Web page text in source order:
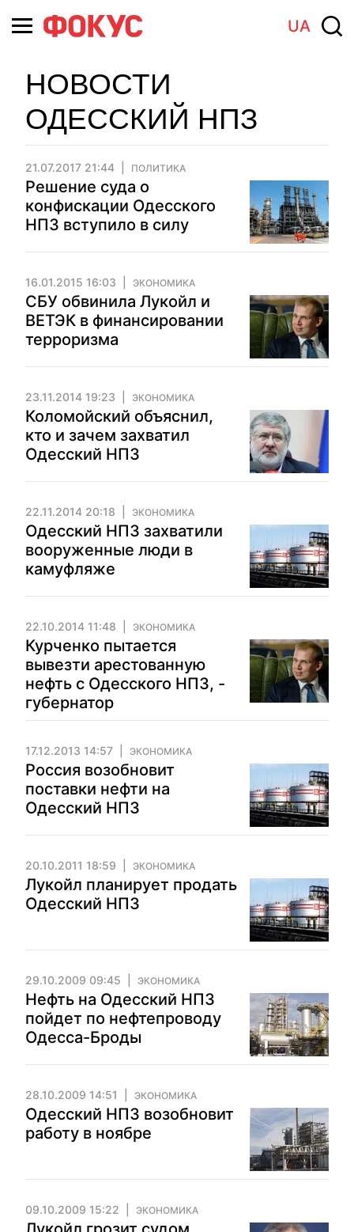
UA
НОВОСТИ
ОДЕССКИЙ НПЗ
21.07.2017 21:44 ПОЛИТИКА
Решение суда о
конфискации Одесского
НПЗ вступило в силу
16.01.2015 16:03 ЭКОНОМИКА
СБУ обвинила Лукойл и
ВЕТЭК в финансировании
терроризма
23.11.2014 19:23 ЭКОНОМИКА
Коломойский объяснил,
кто и зачем захватил
Одесский НПЗ
22.11.2014 20:18 ЭКОНОМИКА
Одесский НПЗ захватили
вооруженные люди в
камуфляже
22.10.2014 11:48 ЭКОНОМИКА
Курченко пытается
вывезти арестованную
нефть с Одесского НПЗ, -
губернатор
17.12.2013 14:57 ЭКОНОМИКА
Россия возобновит
поставки нефти на
Одесский НПЗ
20.10.2011 18:59 ЭКОНОМИКА
Лукойл планирует продать
Одесский НПЗ
29.10.2009 09:45 ЭКОНОМИКА
Нефть на Одесский НПЗ
пойдет по нефтепроводу
Одесса-Броды
28.10.2009 14:51 ЭКОНОМИКА
Одесский НПЗ возобновит
работу в ноябре
09.10.2009 15:22 ЭКОНОМИКА